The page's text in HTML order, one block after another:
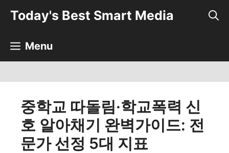
뛰
Today's Best Smart Media
Menu
중학교 따돌림·학교폭력 신
호 알아채기 완벽가이드: 전
문가 선정 5대 지표